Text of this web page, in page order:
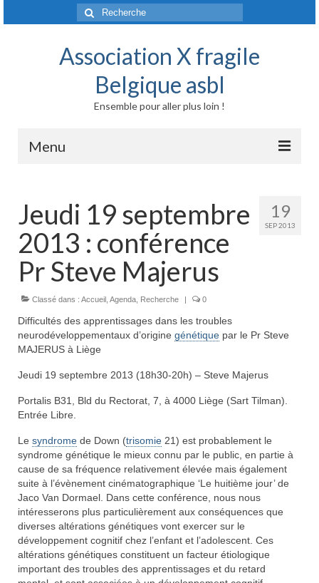
Rechercher
:
Association X fragile
Belgique asbl
Ensemble pour aller plus loin !
Menu
Syndrome X fragile et maladies liées
Origine génétique
Mode de transmission
Prévalence
Syndrome du X fragile (FXS)
fragile (FXTAS)
Syndrome de l’Insuffisance Ovarienne
Précoce liée au X fragile (FXPOI)
Dépistage génétique
La déficience intellectuelle
Association X fragile
Mission et objectifs
Organisation
19
SEP 2013
Jeudi 19 septembre
2013 : conférence
Pr Steve Majerus
Classé dans : Accueil Agenda Recherche | 0
Difficultés des apprentissages dans les troubles
neurodéveloppementaux d’origine génétique par le Pr Steve
MAJERUS à Liège
Jeudi 19 septembre 2013 (18h30-20h) – Steve Majerus
Portalis B31, Bld du Rectorat, 7, à 4000 Liège (Sart Tilman).
Entrée Libre.
Le syndrome de Down (trisomie 21) est probablement le
syndrome génétique le mieux connu par le public, en partie à
cause de sa fréquence relativement élevée mais également
suite à l’évènement cinématographique ‘Le huitième jour’ de
Jaco Van Dormael. Dans cette conférence, nous nous
intéresserons plus particulièrement aux conséquences que
diverses altérations génétiques vont exercer sur le
développement cognitif chez l’enfant et l’adolescent. Ces
altérations génétiques constituent un facteur étiologique
important des troubles des apprentissages et du retard